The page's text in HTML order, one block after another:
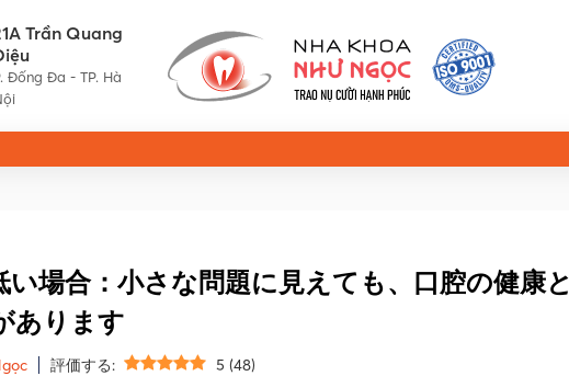
Trần Quang
Đống Đa - TP. Hà
場合：小さな問題に見えても、口腔の健康と
あります
評価する: 5 (48)